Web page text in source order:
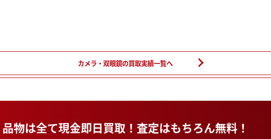
カメラ・双眼鏡の買取実績一覧へ
品物は全て現金即日買取！ 査定はもちろん無料！